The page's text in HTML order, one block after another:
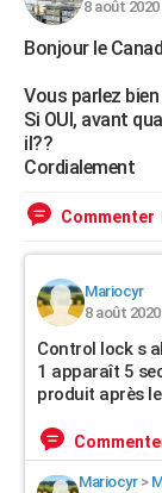
FORUM
Bricolage
Lifestyle
Culture
Sport
Auto
Television
Voyage
Cinema
8 août 2020
Bonjour le
Vous parlez
Si OUI, avant
il??
Cordialement
Commenter
Mariocyr
8 août 2020
Control lock s
1 apparaît 5
produit après
Mariocyr>